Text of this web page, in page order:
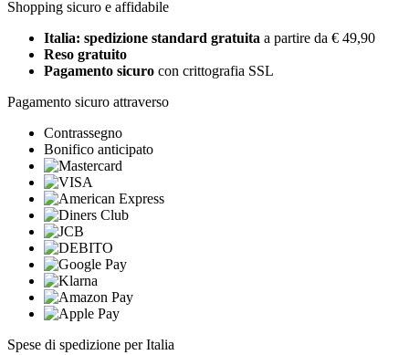
Shopping sicuro e affidabile
Italia: spedizione standard gratuita a partire da € 49,90
Reso gratuito
Pagamento sicuro con crittografia SSL
Pagamento sicuro attraverso
Contrassegno
Bonifico anticipato
Spese di spedizione per Italia